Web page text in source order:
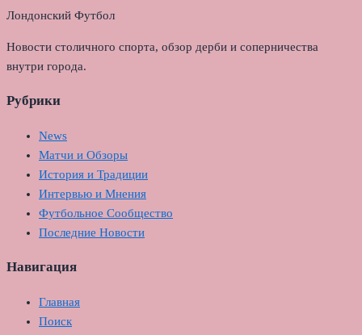
Лондонский Футбол
Новости столичного спорта, обзор дерби и соперничества
внутри города.
Рубрики
News
Матчи и Обзоры
История и Традиции
Интервью и Мнения
Футбольное Сообщество
Последние Новости
Навигация
Главная
Поиск